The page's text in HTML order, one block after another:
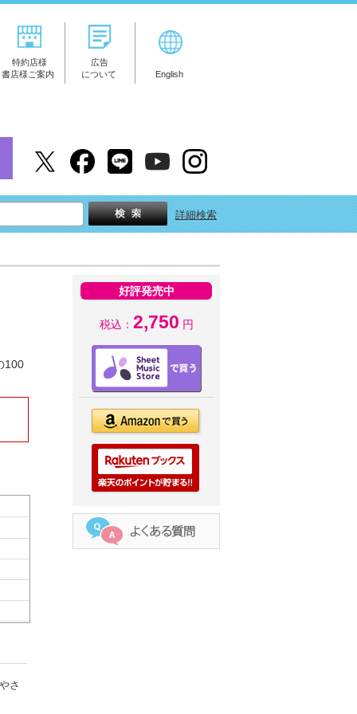
特約店様
書店様ご案内
広告
について
English
詳細検索
100
さ
好評発売中
税込： 2,750 円